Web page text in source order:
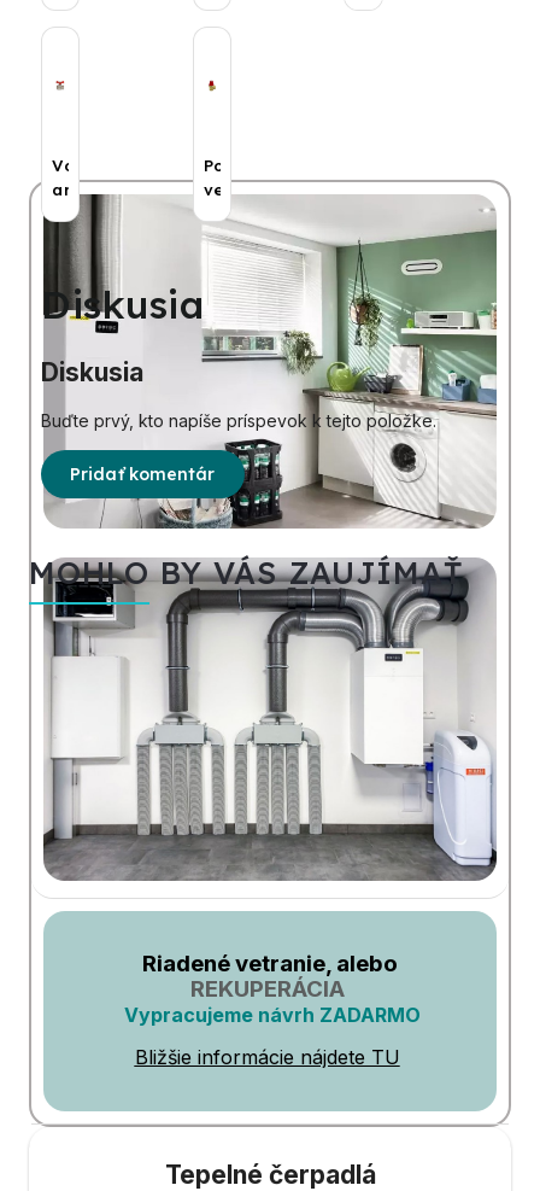
Voda
armatúry
Poistné
ventily
Diskusia
Diskusia
Buďte prvý, kto napíše príspevok k tejto položke.
Pridať komentár
MOHLO BY VÁS ZAUJÍMAŤ
Riadené vetranie, alebo
REKUPERÁCIA
Vypracujeme návrh ZADARMO
Bližšie informácie nájdete TU
Tepelné čerpadlá